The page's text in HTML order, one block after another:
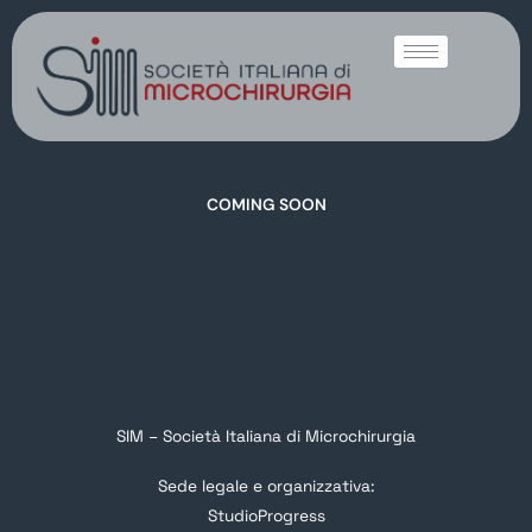
COMING SOON
SIM – Società Italiana di Microchirurgia
Sede legale e organizzativa:
StudioProgress